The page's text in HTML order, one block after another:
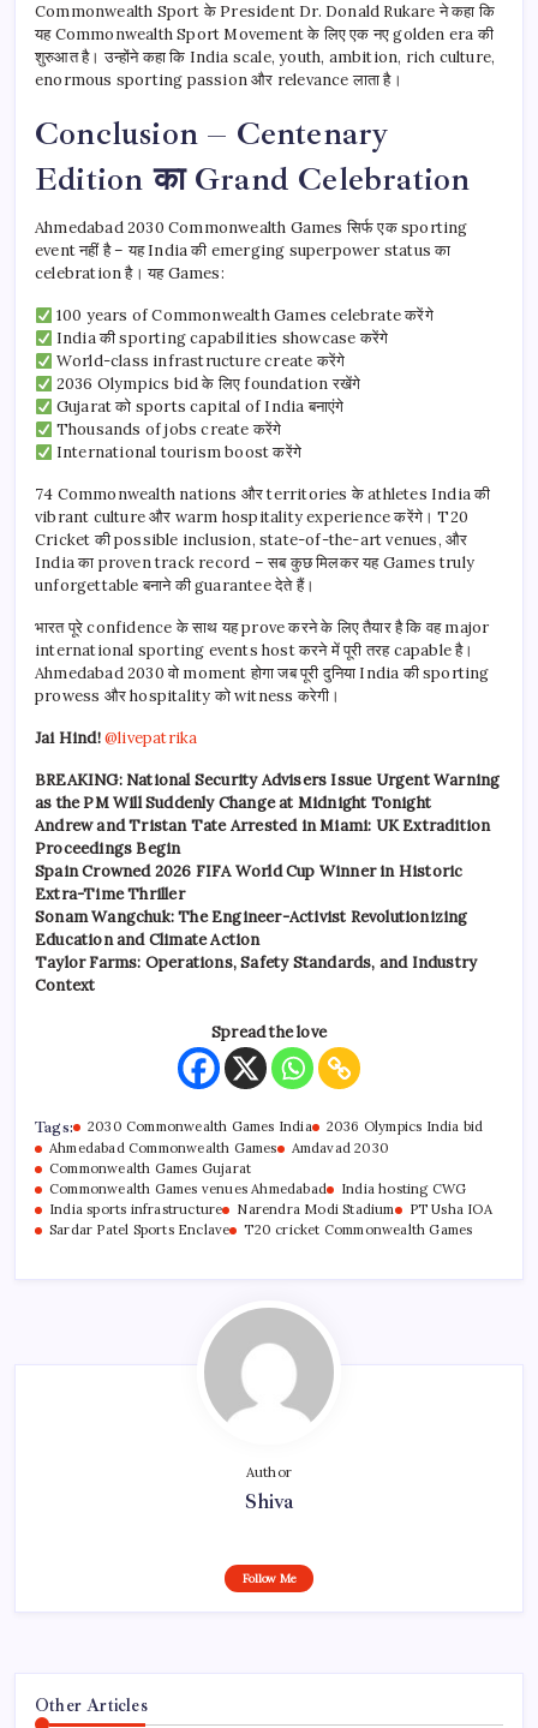
Commonwealth Sport के President Dr. Donald Rukare ने कहा कि
यह Commonwealth Sport Movement के लिए एक नए golden era की
शुरुआत है। उन्होंने कहा कि India scale, youth, ambition, rich culture,
enormous sporting passion और relevance लाता है।
Conclusion – Centenary
Edition का Grand Celebration
Ahmedabad 2030 Commonwealth Games सिर्फ एक sporting
event नहीं है – यह India की emerging superpower status का
celebration है। यह Games:
100 years of Commonwealth Games celebrate करेंगे
India की sporting capabilities showcase करेंगे
World-class infrastructure create करेंगे
2036 Olympics bid के लिए foundation रखेंगे
Gujarat को sports capital of India बनाएंगे
Thousands of jobs create करेंगे
International tourism boost करेंगे
74 Commonwealth nations और territories के athletes India की
vibrant culture और warm hospitality experience करेंगे। T20
Cricket की possible inclusion, state-of-the-art venues, और
India का proven track record – सब कुछ मिलकर यह Games truly
unforgettable बनाने की guarantee देते हैं।
भारत पूरे confidence के साथ यह prove करने के लिए तैयार है कि वह major
international sporting events host करने में पूरी तरह capable है।
Ahmedabad 2030 वो moment होगा जब पूरी दुनिया India की sporting
prowess और hospitality को witness करेगी।
Jai Hind!@livepatrika
BREAKING: National Security Advisers Issue Urgent Warning
as the PM Will Suddenly Change at Midnight Tonight
Andrew and Tristan Tate Arrested in Miami: UK Extradition
Proceedings Begin
Spain Crowned 2026 FIFA World Cup Winner in Historic
Extra-Time Thriller
Sonam Wangchuk: The Engineer-Activist Revolutionizing
Education and Climate Action
Taylor Farms: Operations, Safety Standards, and Industry
Context
Spread the love
Tags: 2030 Commonwealth Games India
2036 Olympics India bid
Ahmedabad Commonwealth Games
Amdavad 2030
Commonwealth Games Gujarat
Commonwealth Games venues Ahmedabad
India hosting CWG
India sports infrastructure
Narendra Modi Stadium
PT Usha IOA
Sardar Patel Sports Enclave
T20 cricket Commonwealth Games
Author
Shiva
Follow Me
Other Articles